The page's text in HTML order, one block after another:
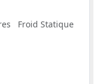
Froid Statique